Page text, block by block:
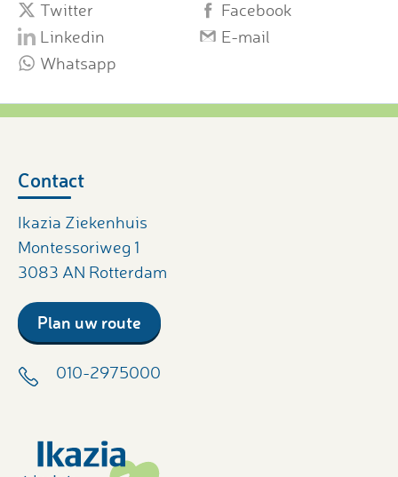
Twitter
Facebook
Linkedin
E-mail
Whatsapp
Contact
Ikazia Ziekenhuis
Montessoriweg 1
3083 AN Rotterdam
Plan uw route
010-2975000